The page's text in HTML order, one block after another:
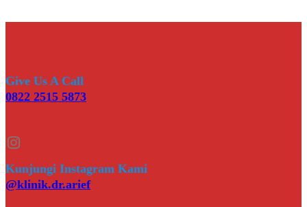
Give Us A Call
0822 2515 5873
Instagram
Kunjungi Instagram Kami
@klinik.dr.arief